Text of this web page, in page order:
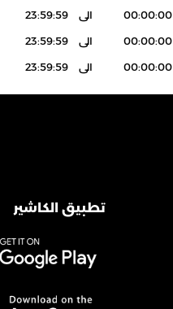
00:00:00 الى 23:59:59
00:00:00 الى 23:59:59
00:00:00 الى 23:59:59
تطبيق الكاشير